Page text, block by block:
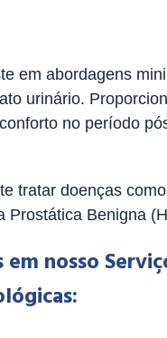
em abordagens
urinário.
no período
tratar doenças
Prostática Benigna
nosso